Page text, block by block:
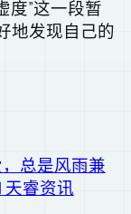
度”这一段暂
地发现自己的
总是风雨兼
天睿资讯